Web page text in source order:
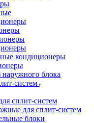
кондиционеры
блока
систем
сплит-систем
для сплит-систем
блоки